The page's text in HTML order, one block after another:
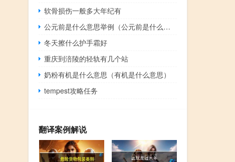
软骨损伤一般多大年纪有
公元前是什么意思举例（公元前是什么意思）
冬天擦什么护手霜好
重庆到涪陵的轻轨有几个站
奶粉有机是什么意思（有机是什么意思）
tempest攻略任务
翻译案例解说